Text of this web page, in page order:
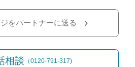
をパートナーに送る
相談 （0120-791-317)